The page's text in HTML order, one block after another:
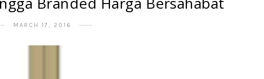
MARCH 17, 2016